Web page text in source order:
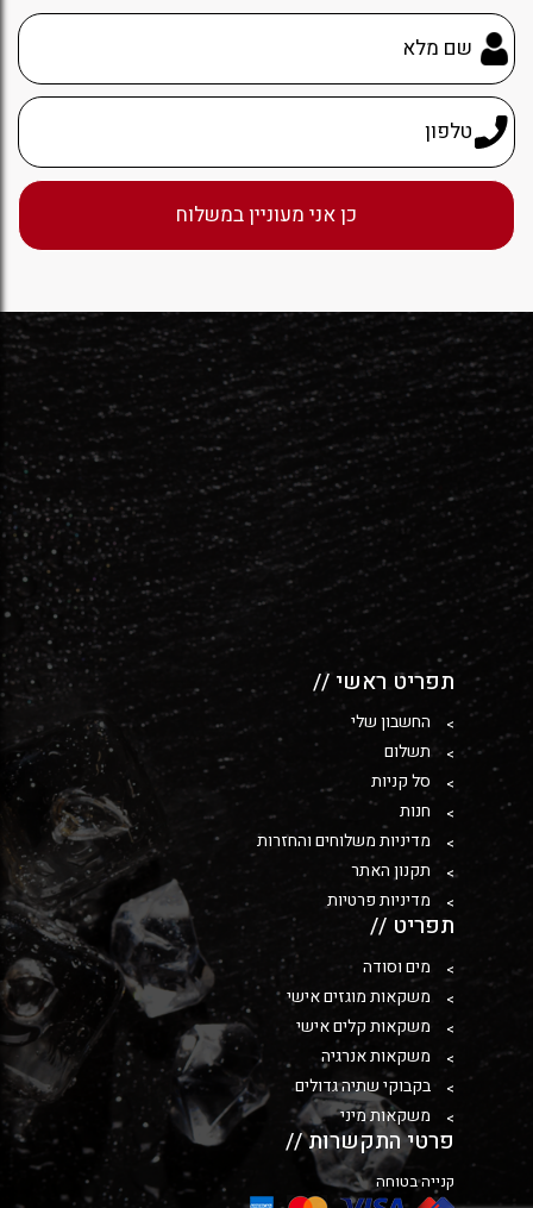
תפריט ראשי //
החשבון שלי
תשלום
סל קניות
חנות
מדיניות משלוחים והחזרות
תקנון האתר
מדיניות פרטיות
תפריט //
מים וסודה
משקאות מוגזים אישי
משקאות קלים אישי
משקאות אנרגיה
בקבוקי שתיה גדולים
משקאות מיני
פרטי התקשרות //
קנייה בטוחה